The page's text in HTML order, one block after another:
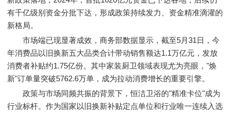
有千亿级别资金分批下达，形成政策持续发力、资金精准滴灌的
新格局。
市场端已现显著成效，商务部数据显示，截至5月31日，今
年消费品以旧换新五大品类合计带动销售额达1.1万亿元，发放
消费者补贴约1.75亿份。其中家装厨卫领域表现尤为亮眼，"焕
新"订单量突破5762.6万单，成为拉动消费增长的重要引擎。
政策与市场同频共振的背景下，恒洁卫浴的"精准卡位"成为
行业标杆。作为国家以旧换新补贴定点单位和行业唯一连续入选